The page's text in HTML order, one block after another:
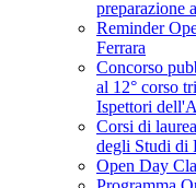
preparazione
Reminder
Ferrara
Concorso
al 12° corso
Ispettori
Corsi di
degli Studi di
Open Day